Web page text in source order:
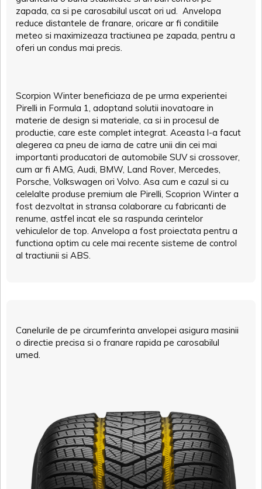
zapada, ca si pe carosabilul uscat ori ud. Anvelopa
reduce distantele de franare, oricare ar fi conditiile
meteo si maximizeaza tractiunea pe zapada, pentru a
oferi un condus mai precis.
Scorpion Winter beneficiaza de pe urma experientei
Pirelli in Formula 1, adoptand solutii inovatoare in
materie de design si materiale, ca si in procesul de
productie, care este complet integrat. Aceasta l-a facut
alegerea ca pneu de iarna de catre unii din cei mai
importanti producatori de automobile SUV si crossover,
cum ar fi AMG, Audi, BMW, Land Rover, Mercedes,
Porsche, Volkswagen ori Volvo. Asa cum e cazul si cu
celelalte produse premium ale Pirelli, Scoprion Winter a
fost dezvoltat in stransa colaborare cu fabricanti de
renume, astfel incat ele sa raspunda cerintelor
vehiculelor de top. Anvelopa a fost proiectata pentru a
functiona optim cu cele mai recente sisteme de control
al tractiunii si ABS.
Canelurile de pe circumferinta anvelopei asigura masinii
o directie precisa si o franare rapida pe carosabilul
umed.